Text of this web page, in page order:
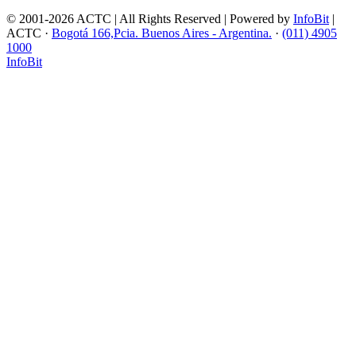
© 2001-2026 ACTC | All Rights Reserved | Powered by InfoBit|
ACTC · Bogotá 166,Pcia. Buenos Aires - Argentina. · (011) 4905
1000
InfoBit